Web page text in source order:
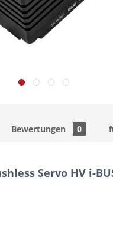
Bewertungen 0
Servo HV i-